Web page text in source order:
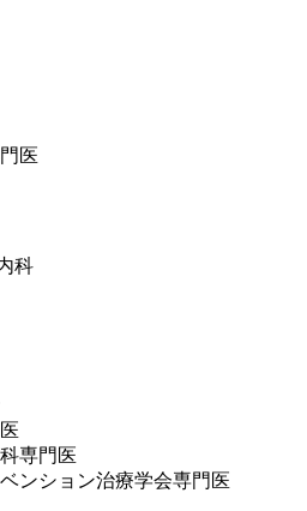
医
科
専門医
ンション治療学会専門医